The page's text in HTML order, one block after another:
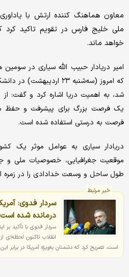
معاون هماهنگ کننده ارتش با
ملی خلیج فارس در تقویم تاکید
خواهد ماند.
امیر دریادار حبیب الله سیاری در
که امروز (سه‌شنبه ۲۳
شد، به اهمیت دریا اشاره کرد و گفت: از
یک فرصت بزرگ برای پیشرفت و حفظ
فرصت به درستی استفاده شده است.
دریادار سیاری به عوامل موثر یک
موقعیت جغرافیایی، خصوصیات ملی
طول ساحل و وسعت خدادادی را در زمره
خبر مرتبط
سردار فدوی:
درمانده‌ شده است
سردار فدوی با تأکید بر
انقلاب تاکنون لحظه‌ای
است، تصریح کرد که دشمنان به‌ویژه آمریکا در برابر